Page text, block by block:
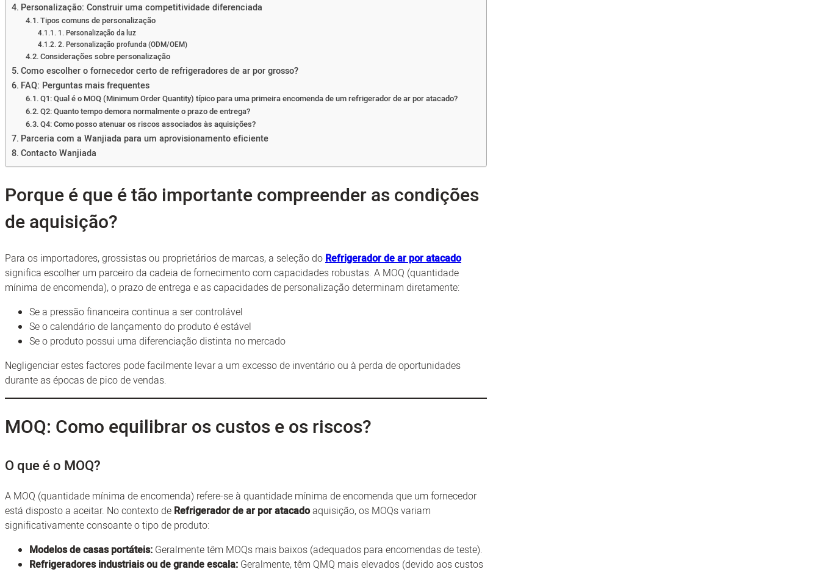
Personalização: Construir uma competitividade diferenciada
Tipos comuns de personalização
1. Personalização da luz
2. Personalização profunda (ODM/OEM)
Considerações sobre personalização
Como escolher o fornecedor certo de refrigeradores de ar por grosso?
FAQ: Perguntas mais frequentes
Q1: Qual é o MOQ (Minimum Order Quantity) típico para uma primeira encomenda de um refrigerador de ar por atacado?
Q2: Quanto tempo demora normalmente o prazo de entrega?
Q4: Como posso atenuar os riscos associados às aquisições?
Parceria com a Wanjiada para um aprovisionamento eficiente
Contacto Wanjiada
Porque é que é tão importante compreender as condições
de aquisição?
Para os importadores, grossistas ou proprietários de marcas, a seleção doRefrigerador de ar por atacado
significa escolher um parceiro da cadeia de fornecimento com capacidades robustas. A MOQ (quantidade
mínima de encomenda), o prazo de entrega e as capacidades de personalização determinam diretamente:
Se a pressão financeira continua a ser controlável
Se o calendário de lançamento do produto é estável
Se o produto possui uma diferenciação distinta no mercado
Negligenciar estes factores pode facilmente levar a um excesso de inventário ou à perda de oportunidades
durante as épocas de pico de vendas.
MOQ: Como equilibrar os custos e os riscos?
O que é o MOQ?
A MOQ (quantidade mínima de encomenda) refere-se à quantidade mínima de encomenda que um fornecedor
está disposto a aceitar. No contexto de Refrigerador de ar por atacadoaquisição, os MOQs variam
significativamente consoante o tipo de produto:
Modelos de casas portáteis: Geralmente têm MOQs mais baixos (adequados para encomendas de teste).
Refrigeradores industriais ou de grande escala: Geralmente, têm QMQ mais elevados (devido aos custos